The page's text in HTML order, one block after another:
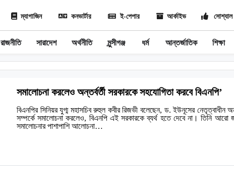
ম্যাগাজিন কনভার্টার ই-পেপার আর্কাইভ সোশ্যাল
রাজনীতি সারাদেশ অর্থনীতি মুন্সীগঞ্জ ধর্ম আন্তর্জাতিক শিক্ষা
সমালোচনা করলেও অন্তর্বর্তী সরকারকে সহযোগিতা করবে বিএনপি’
বিএনপির সিনিয়র যুগ্ম মহাসচিব রুহুল কবীর রিজভী বলেছেন, ড. ইউনূসের নেতৃত্বাধীন
সম্পর্কে সমালোচনা করলেও, বিএনপি এই সরকারকে ব্যর্থ হতে দেবে না। তিনি আরো
সমালোচনার পাশাপাশি আলোচনা…